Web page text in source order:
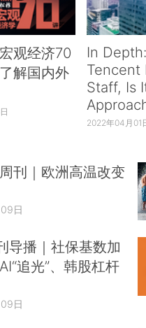
观经济70
解国内外
In
Tencent
Staff, Is
2022年04月01
刊｜欧洲高温改变
日
导播｜社保基数加
追光”、韩股杠杆
日